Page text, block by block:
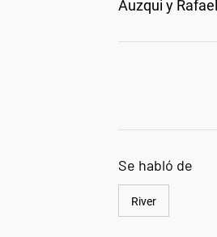
Auzqui y
Se habló de
River